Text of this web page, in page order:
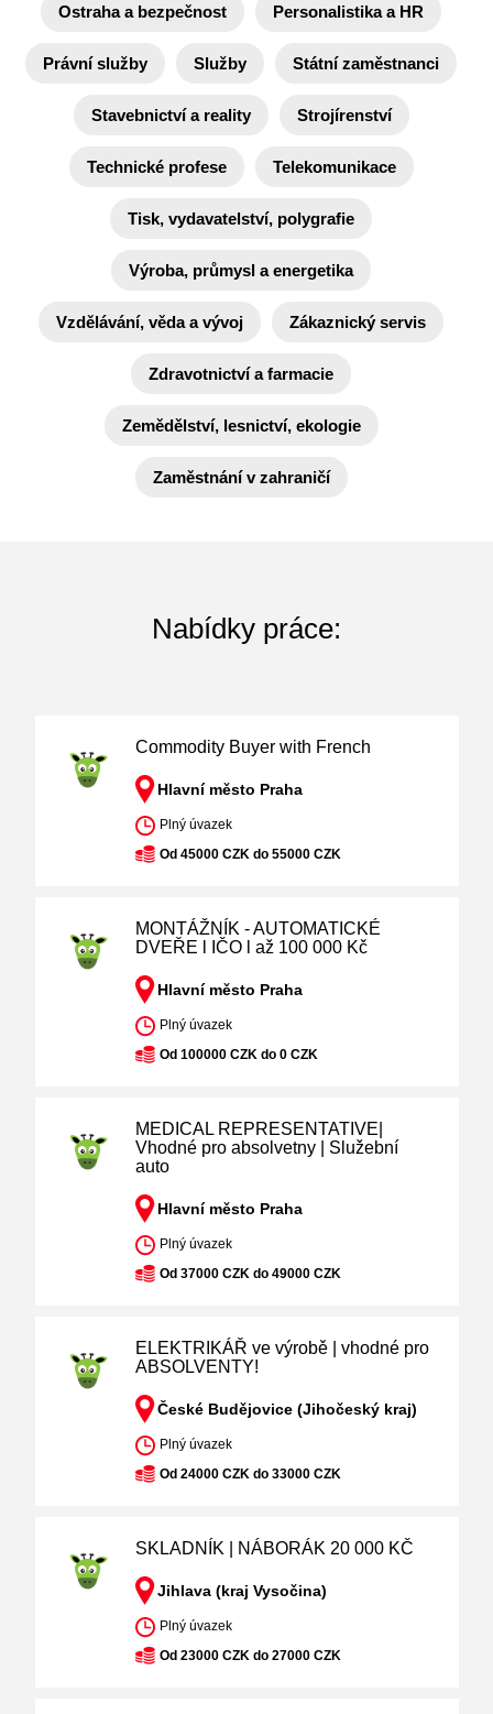
Ostraha a bezpečnost Personalistika a HR
Právní služby Služby Státní zaměstnanci
Stavebnictví a reality Strojírenství
Technické profese Telekomunikace
Tisk, vydavatelství, polygrafie
Výroba, průmysl a energetika
Vzdělávání, věda a vývoj Zákaznický servis
Zdravotnictví a farmacie
Zemědělství, lesnictví, ekologie
Zaměstnání v zahraničí
Nabídky práce:
Commodity Buyer with French
Hlavní město Praha
Plný úvazek
Od 45000 CZK do 55000 CZK
MONTÁŽNÍK - AUTOMATICKÉ
DVEŘE l IČO l až 100 000 Kč
Hlavní město Praha
Plný úvazek
Od 100000 CZK do 0 CZK
MEDICAL REPRESENTATIVE|
Vhodné pro absolvetny | Služební
auto
Hlavní město Praha
Plný úvazek
Od 37000 CZK do 49000 CZK
ELEKTRIKÁŘ ve výrobě | vhodné pro
ABSOLVENTY!
České Budějovice (Jihočeský kraj)
Plný úvazek
Od 24000 CZK do 33000 CZK
SKLADNÍK | NÁBORÁK 20 000 KČ
Jihlava (kraj Vysočina)
Plný úvazek
Od 23000 CZK do 27000 CZK